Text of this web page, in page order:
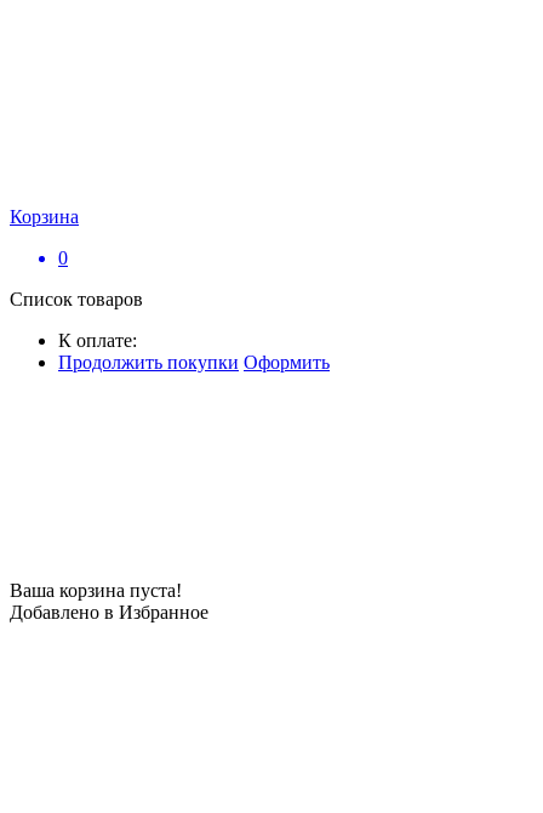
Корзина
0
Список товаров
К оплате:
Продолжить покупки Оформить
Ваша корзина пуста!
Добавлено в Избранное